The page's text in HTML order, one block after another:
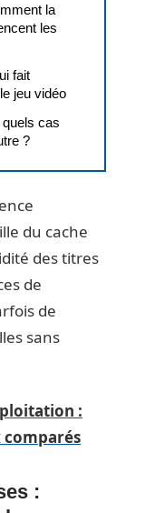
la
les
fait
jeu vidéo
cas
?
du cache
des titres
de
de
sans
:
comparés
: